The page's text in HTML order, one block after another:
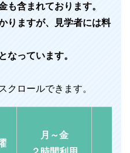
も含まれております。
りますが、見学者には料
なっています。
月～金